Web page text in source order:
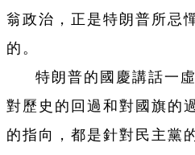
翁政治，正是特朗普所忌
的。
特朗普的國慶講話一
對歷史的回過和對國旗的
的指向，都是針對民主黨